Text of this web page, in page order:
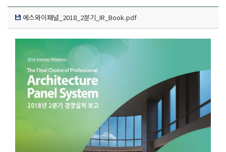
에스와이패널_2018_2분기_IR_Book.pdf